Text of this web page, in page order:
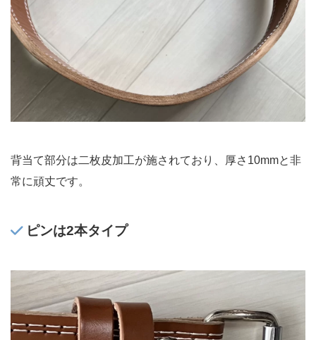
背当て部分は二枚皮加工が施されており、厚さ10mmと非
常に頑丈です。
ピンは2本タイプ